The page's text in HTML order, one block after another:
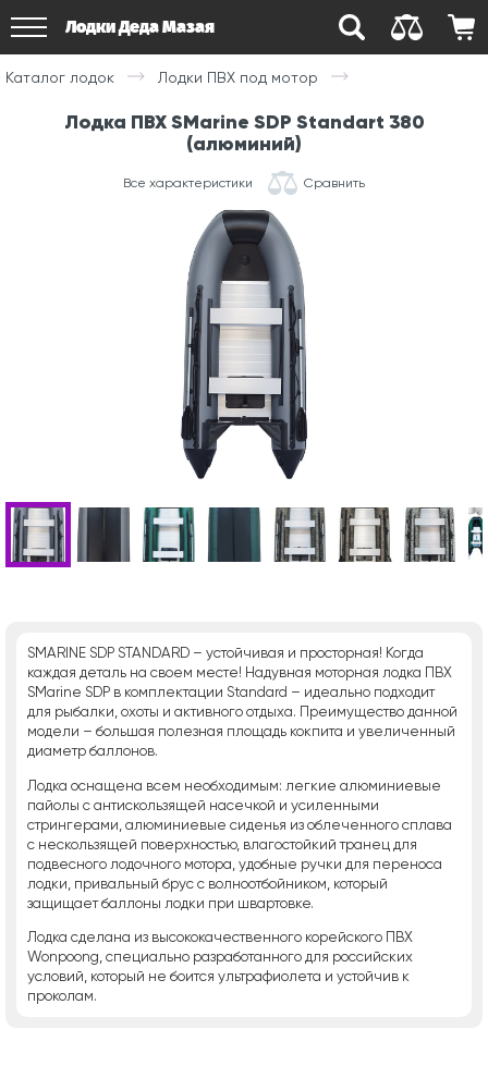
Лодки Деда Мазая
Каталог лодок Лодки ПВХ под мотор
Лодка ПВХ SMarine SDP Standart 380
(алюминий)
Все характеристики Сравнить
SMARINE SDP STANDARD – устойчивая и просторная! Когда
каждая деталь на своем месте! Надувная моторная лодка ПВХ
SMarine SDP в комплектации Standard – идеально подходит
для рыбалки, охоты и активного отдыха. Преимущество данной
модели – большая полезная площадь кокпита и увеличенный
диаметр баллонов.
Лодка оснащена всем необходимым: легкие алюминиевые
пайолы с антискользящей насечкой и усиленными
стрингерами, алюминиевые сиденья из облеченного сплава
с нескользящей поверхностью, влагостойкий транец для
подвесного лодочного мотора, удобные ручки для переноса
лодки, привальный брус с волноотбойником, который
защищает баллоны лодки при швартовке.
Лодка сделана из высококачественного корейского ПВХ
Wonpoong, специально разработанного для российских
условий, который не боится ультрафиолета и устойчив к
проколам.